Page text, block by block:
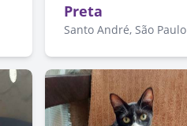
Preta
Santo André, São Paulo